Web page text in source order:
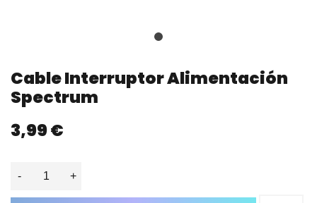
Cable Interruptor Alimentación
Spectrum
3,99 €
- +